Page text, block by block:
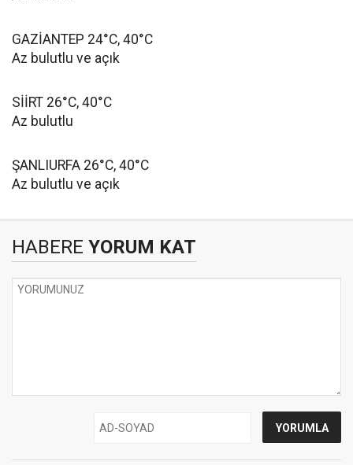
GAZİANTEP 24°C, 40°C
Az bulutlu ve açık
SİİRT 26°C, 40°C
Az bulutlu
ŞANLIURFA 26°C, 40°C
Az bulutlu ve açık
HABERE YORUM KAT